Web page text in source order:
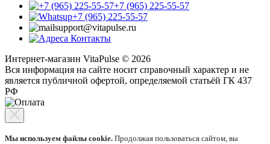
+7 (965) 225-55-57
+7 (965) 225-55-57
support@vitapulse.ru
Контакты
Интернет-магазин VitaPulse © 2026
Вся информация на сайте носит справочный характер и не
является публичной офертой, определяемой статьёй ГК 437
РФ
Мы используем файлы cookie. Продолжая пользоваться сайтом, вы